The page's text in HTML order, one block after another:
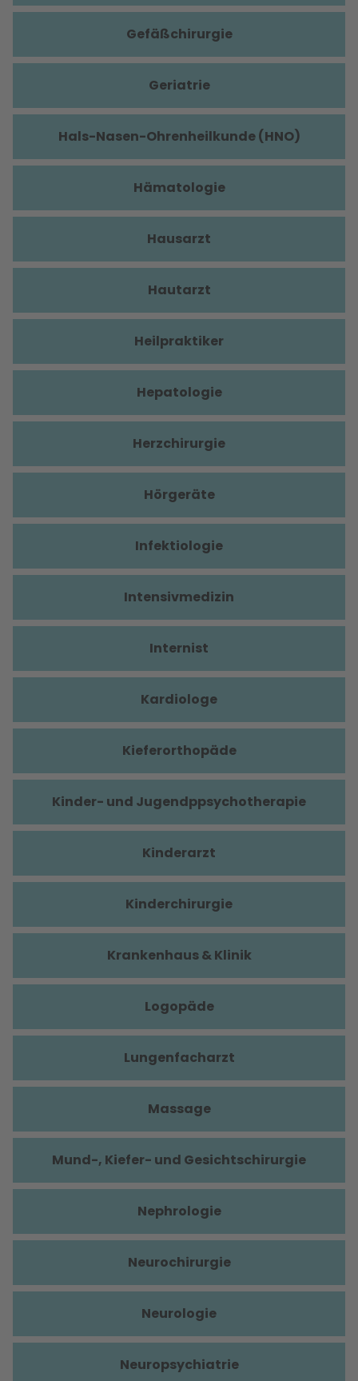
Gefäßchirurgie
Geriatrie
Hals-Nasen-Ohrenheilkunde (HNO)
Hämatologie
Hausarzt
Hautarzt
Heilpraktiker
Hepatologie
Herzchirurgie
Hörgeräte
Infektiologie
Intensivmedizin
Internist
Kardiologe
Kieferorthopäde
Kinder- und Jugendppsychotherapie
Kinderarzt
Kinderchirurgie
Krankenhaus & Klinik
Logopäde
Lungenfacharzt
Massage
Mund-, Kiefer- und Gesichtschirurgie
Nephrologie
Neurochirurgie
Neurologie
Neuropsychiatrie